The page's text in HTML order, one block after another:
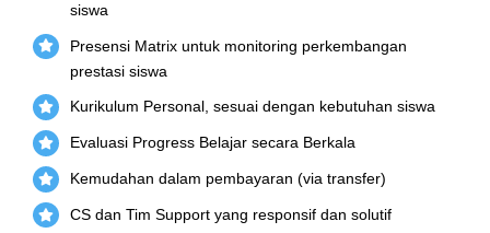
siswa
Presensi Matrix untuk monitoring perkembangan
prestasi siswa
Kurikulum Personal, sesuai dengan kebutuhan siswa
Evaluasi Progress Belajar secara Berkala
Kemudahan dalam pembayaran (via transfer)
CS dan Tim Support yang responsif dan solutif